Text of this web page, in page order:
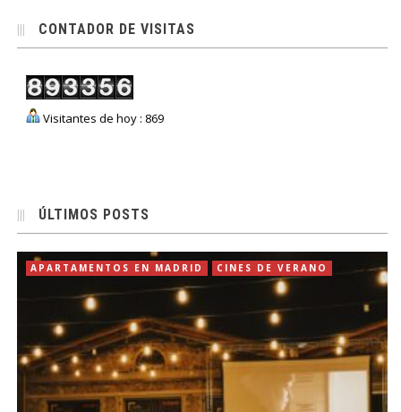
CONTADOR DE VISITAS
Visitantes de hoy : 869
ÚLTIMOS POSTS
APARTAMENTOS EN MADRID CINES DE VERANO